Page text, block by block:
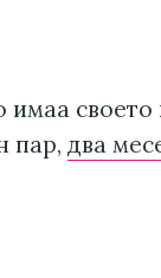
своето
пар, два